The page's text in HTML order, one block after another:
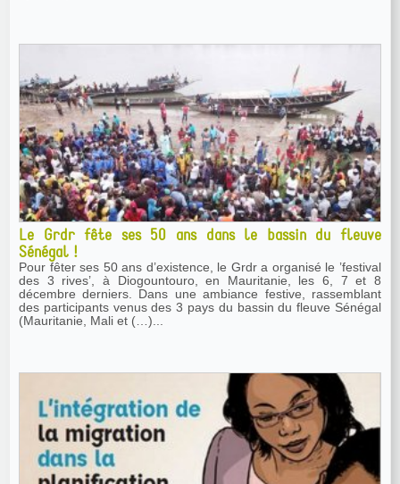
Le Grdr fête ses 50 ans dans le bassin du fleuve
Sénégal !
Pour fêter ses 50 ans d’existence, le Grdr a organisé le ’festival
des 3 rives’, à Diogountouro, en Mauritanie, les 6, 7 et 8
décembre derniers. Dans une ambiance festive, rassemblant
des participants venus des 3 pays du bassin du fleuve Sénégal
(Mauritanie, Mali et (…)...